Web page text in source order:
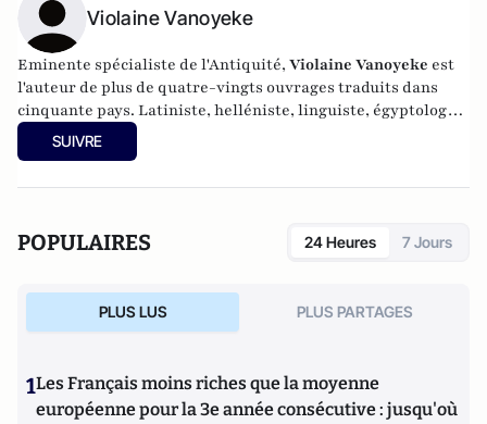
Violaine Vanoyeke
Eminente spécialiste de l'Antiquité, Violaine Vanoyeke est
l'auteur de plus de quatre-vingts ouvrages traduits dans
cinquante pays. Latiniste, helléniste, linguiste, égyptologue,
professeur de civilisations et de littérature ancienne, elle se
consacre aujourd'hui à son oeuvre. Productrice et
SUIVRE
POPULAIRES 24 Heures 7 Jours
PLUS LUS PLUS PARTAGES
1Les Français moins riches que la moyenne
européenne pour la 3e année consécutive : jusqu'où